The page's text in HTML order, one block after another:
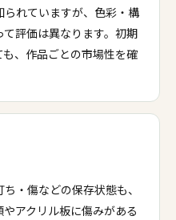
れていますが、色彩・構
評価は異なります。初期
、作品ごとの市場性を確
・傷などの保存状態も、
アクリル板に傷みがある